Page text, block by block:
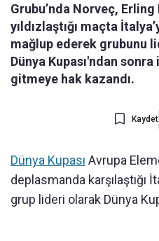
Grubu’nda Norveç,
yıldızlaştığı maçta
mağlup ederek grubunu
Dünya Kupası'ndan
gitmeye hak kazandı.
Kaydet
Dünya Kupası Avrupa
deplasmanda karşılaştığı
grup lideri olarak Dünya